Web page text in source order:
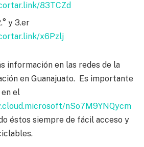
83TCZd
y 3.er
x6Pzlj
información en las redes de la
en Guanajuato. Es importante
en el
nSo7M9YNQycm
éstos siempre de fácil acceso y